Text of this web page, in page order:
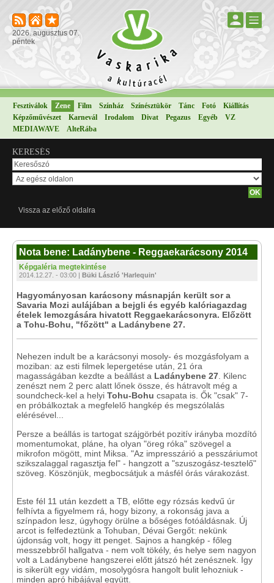
2026. augusztus 07.
péntek
Fesztiválok Zene Film Színház Színésztükör Tánc Fotó
Kiállítás
Képzőművészet
Karnevál Irodalom Divat Pegazus Egyéb
VZ
MEDIAWAVE
AlteRába
KERESÉS
Vissza az előző oldalra
Nota bene: Ladánybene - Reggaekarácsony 2014
Képgaléria megtekintése
2014.12.27. - 03:00 | Büki László 'Harlequin'
Hagyományosan karácsony másnapján került sor a
Savaria Mozi aulájában a bejgli és egyéb kalóriagazdag
ételek lemozgására hivatott Reggaekarácsonyra. Előzött
a Tohu-Bohu, "főzött" a Ladánybene 27.
Nehezen indult be a karácsonyi mosoly- és mozgásfolyam a
moziban: az esti filmek lepergetése után, 21 óra
magasságában kezdte a beállást a Ladánybene 27 . Kilenc
zenészt nem 2 perc alatt lőnek össze, és hátravolt még a
soundcheck-kel a helyi Tohu-Bohu csapata is. Ők "csak" 7-
en próbálkoztak a megfelelő hangkép és megszólalás
elérésével...
Persze a beállás is tartogat szájgörbét pozitív irányba mozdító
momentumokat, pláne, ha olyan "öreg róka" szövegel a
mikrofon mögött, mint Miksa. "Az impresszárió a pesszáriumot
szikszalaggal ragasztja fel" - hangzott a "szuszogász-tesztelő"
szöveg. Köszönjük, megbocsátjuk a másfél órás várakozást.
Este fél 11 után kezdett a TB, előtte egy rózsás kedvű úr
felhívta a figyelmem rá, hogy bizony, a rokonság java a
színpadon lesz, úgyhogy örülne a bőséges fotóáldásnak. Új
arcot is felfedeztünk a Tohuban, Dévai Gergőt: nekünk
újdonság volt, hogy itt penget. Sajnos a hangkép - főleg
messzebbről hallgatva - nem volt tökély, és helye sem nagyon
volt a Ladánybene hangszerei előtt játszó hét zenésznek. Így
is sikerült egy vidám, mosolygósra hangolt bulit lehozniuk -
minden apró hibájával együtt.